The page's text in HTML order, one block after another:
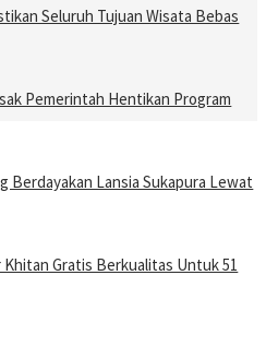
Seluruh Tujuan Wisata Bebas
Pemerintah Hentikan Program
Berdayakan Lansia Sukapura Lewat
Khitan Gratis Berkualitas Untuk 51